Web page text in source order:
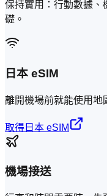
保持實用：行動數據、
礎。
日本 eSIM
離開機場前就能使用地
取得日本 eSIM
機場接送